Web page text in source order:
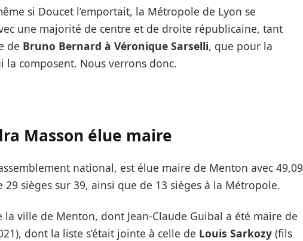
si Doucet l’emportait, la Métropole de Lyon se
une majorité de centre et de droite républicaine, tant
de Bruno Bernard à Véronique Sarselli, que pour la
composent. Nous verrons donc.
Masson élue maire
national, est élue maire de Menton avec 49,09
29 sièges sur 39, ainsi que de 13 sièges à la Métropole.
ville de Menton, dont Jean-Claude Guibal a été maire de
dont la liste s’était jointe à celle de Louis Sarkozy(fils